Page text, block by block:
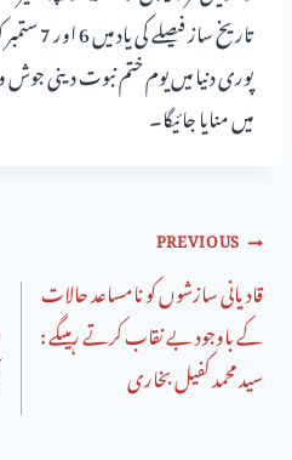
تاریخ
پوری دنیا میں یوم ختم نبوت دینی
میں منایا جائیگا۔
PREVIOUS
قادیانی سازشوں کو نامساعد حالات
کے باوجود بے نقاب کرتے رہیںگے :
سید محمد کفیل بخاری